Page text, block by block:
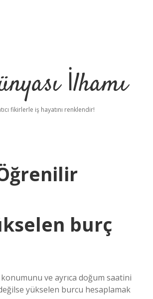
İlhamı
fikirlerle iş hayatını renklendir!
burç
ve ayrıca doğum saatini
yükselen burcu hesaplamak